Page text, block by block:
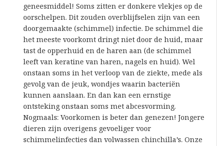
geneesmiddel! Soms zitten er donkere vlekjes op de
oorschelpen. Dit zouden overblijfselen zijn van een
doorgemaakte (schimmel) infectie. De schimmel die
het meeste voorkomt dringt niet door de huid, maar
tast de opperhuid en de haren aan (de schimmel
leeft van keratine van haren, nagels en huid). Wel
onstaan soms in het verloop van de ziekte, mede als
gevolg van de jeuk, wondjes waarin bacteriën
kunnen aanslaan. En dan kan een ernstige
ontsteking onstaan soms met abcesvorming.
Nogmaals: Voorkomen is beter dan genezen! Jongere
dieren zijn overigens gevoeliger voor
schimmelinfecties dan volwassen chinchilla’s. Onze